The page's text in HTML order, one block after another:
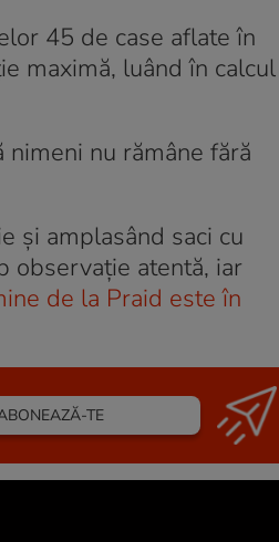
45 de case aflate în
maximă, luând în calcul
nu rămâne fără
şi amplasând saci cu
observaţie atentă, iar
de la Praid este în
TE